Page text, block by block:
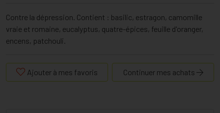
Contre la dépression. Contient : basilic, estragon, camomille
vraie et romaine, eucalyptus, quatre-épices, feuille d'oranger,
encens, patchouli.
Ajouter à mes favoris Continuer mes achats